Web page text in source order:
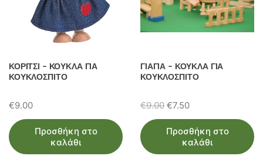
ΚΟΡΙΤΣΙ – ΚΟΥΚΛΑ ΓΙΑ
ΚΟΥΚΛΟΣΠΙΤΟ
€9.00
Προσθήκη στο
καλάθι
ΓΙΑΓΙΑ – ΚΟΥΚΛΑ ΓΙΑ
ΚΟΥΚΛΟΣΠΙΤΟ
€9.00 Original
price
was:
€9.00.
€7.50Η
τρέχουσα
τιμή
είναι:
Προσθήκη στο
καλάθι